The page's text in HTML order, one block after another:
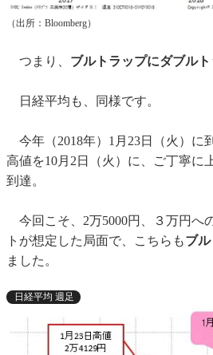
（出所：Bloomberg）
つまり、 ブルトラップにダブル
日経平均も、同様です。
今年（2018年）1月23日（火）に
高値を10月2日（火）に、ご丁寧に
到達。
今回こそ、2万5000円、３万円へ
トが想定した局面で、こちらもブ
ました。
日経平均 週足